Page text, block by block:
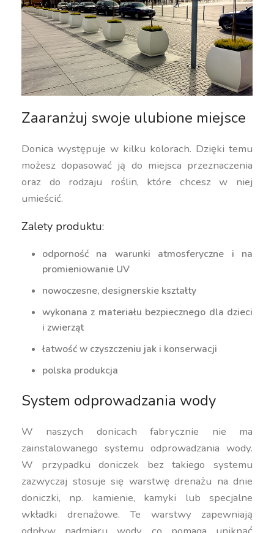
Zaaranżuj swoje ulubione miejsce
Donica występuje w kilku kolorach. Dzięki temu
możesz dopasować ją do miejsca przeznaczenia
oraz do rodzaju roślin, które chcesz w niej
umieścić.
Zalety produktu:
odporność na warunki atmosferyczne i na
promieniowanie UV
nowoczesne, designerskie kształty
wykonana z materiału bezpiecznego dla dzieci
i zwierząt
łatwość w czyszczeniu jak i konserwacji
polska produkcja
System odprowadzania wody
W naszych donicach fabrycznie nie ma
zainstalowanego systemu odprowadzania wody.
W przypadku doniczek bez takiego systemu
zazwyczaj stosuje się warstwę drenażu na dnie
doniczki, np. kamienie, kamyki lub specjalne
wkładki drenażowe. Te warstwy zapewniają